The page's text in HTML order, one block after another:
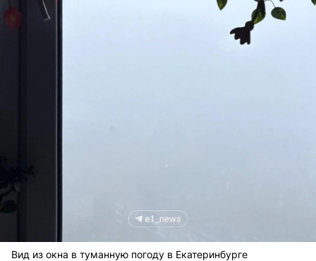
Вид из окна в туманную погоду в Екатеринбурге